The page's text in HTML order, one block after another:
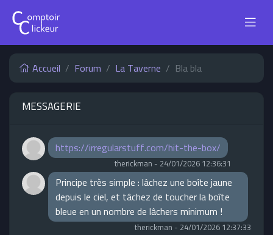
Accueil Forum La Taverne Bla bla
MESSAGERIE
https://irregularstuff.com/hit-the-box/
therickman - 24/01/2026 12:36:31
Principe très simple : lâchez une boîte jaune
depuis le ciel, et tâchez de toucher la boîte
bleue en un nombre de lâchers minimum !
therickman - 24/01/2026 12:37:33